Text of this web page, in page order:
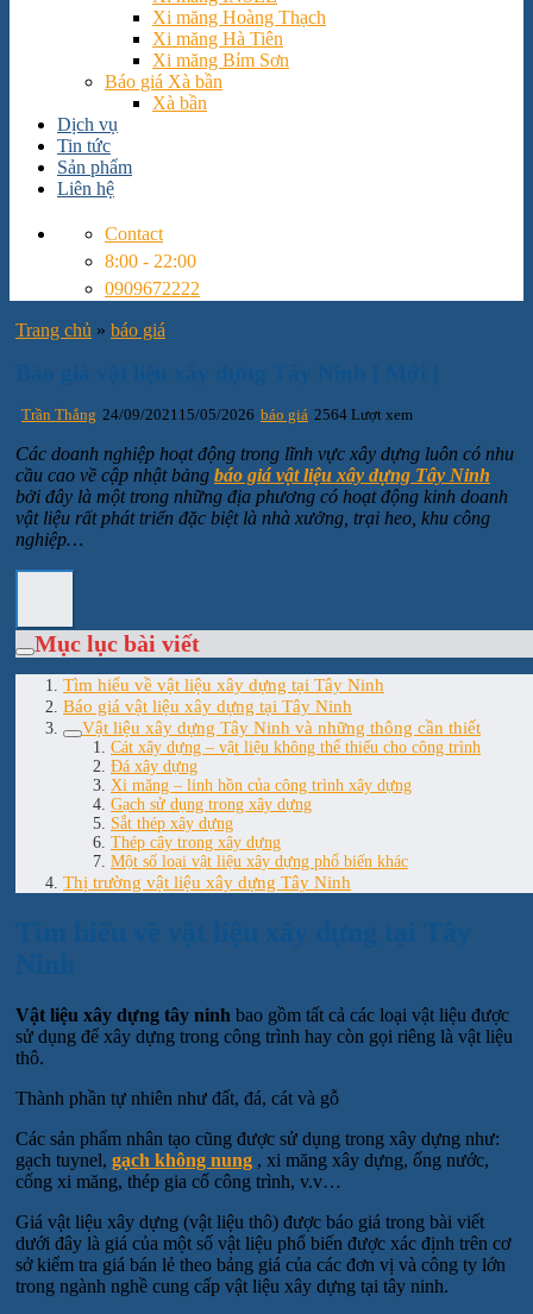
Xi măng Hoàng Thạch
Xi măng Hà Tiên
Xi măng Bỉm Sơn
Báo giá Xà bần
Xà bần
Dịch vụ
Tin tức
Sản phẩm
Liên hệ
Contact
8:00 - 22:00
0909672222
Trang chủ » báo giá
Trần Thắng 24/09/2021 15/05/2026 báo giá 2564 Lượt xem
Các doanh nghiệp hoạt động trong lĩnh vực xây dựng luôn có nhu
cầu cao về cập nhật bảng báo giá vật liệu xây dựng Tây Ninh
bởi đây là một trong những địa phương có hoạt động kinh doanh
vật liệu rất phát triển đặc biệt là nhà xưởng, trại heo, khu công
nghiệp…
Mục lục bài viết
Tìm hiểu về vật liệu xây dựng tại Tây Ninh
Báo giá vật liệu xây dựng tại Tây Ninh
Vật liệu xây dựng Tây Ninh và những thông cần thiết
Cát xây dựng – vật liệu không thể thiếu cho công trình
Đá xây dựng
Xi măng – linh hồn của công trình xây dựng
Gạch sử dụng trong xây dựng
Sắt thép xây dựng
Thép cây trong xây dựng
Một số loại vật liệu xây dựng phổ biến khác
Thị trường vật liệu xây dựng Tây Ninh
Vật liệu xây dựng tây ninh bao gồm tất cả các loại vật liệu được
sử dụng để xây dựng trong công trình hay còn gọi riêng là vật liệu
thô.
Thành phần tự nhiên như đất, đá, cát và gỗ
Các sản phẩm nhân tạo cũng được sử dụng trong xây dựng như:
gạch tuynel, gạch không nung , xi măng xây dựng, ống nước,
cống xi măng, thép gia cố công trình, v.v…
Giá vật liệu xây dựng (vật liệu thô) được báo giá trong bài viết
dưới đây là giá của một số vật liệu phổ biến được xác định trên cơ
sở kiểm tra giá bán lẻ theo bảng giá của các đơn vị và công ty lớn
trong ngành nghề cung cấp vật liệu xây dựng tại tây ninh.